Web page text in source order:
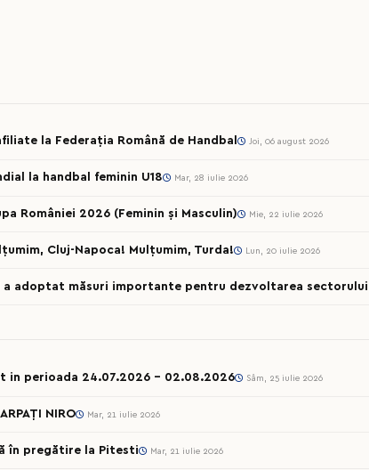
la Federația Română de Handbal Joi, 06 august 2026
la handbal feminin U18 Mar, 28 iulie 2026
României 2026 (Feminin și Masculin) Mie, 22 iulie 2026
Cluj-Napoca! Mulțumim, Turda! Lun, 20 iulie 2026
a adoptat măsuri importante pentru dezvoltarea sectorului
in perioada 24.07.2026 – 02.08.2026 Sâm, 25 iulie 2026
NIRO Mar, 21 iulie 2026
în pregătire la Pitesti Mar, 21 iulie 2026